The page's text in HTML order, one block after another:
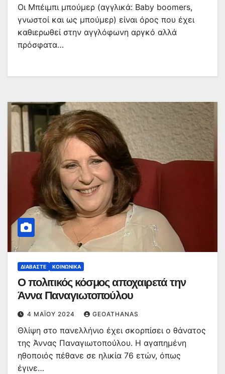
Οι Μπέιμπι μπούμερ (αγγλικά: Baby boomers,
γνωστοί και ως μπούμερ) είναι όρος που έχει
καθιερωθεί στην αγγλόφωνη αργκό αλλά
πρόσφατα…
ΔΙΑΒΆΣΤΕ ΚΟΙΝΩΝΙΚΆ
Ο πολιτικός κόσμος αποχαιρετά την
Άννα Παναγιωτοπούλου
4 ΜΑΪ́ΟΥ 2024 GEOATHANAS
Θλίψη στο πανελλήνιο έχει σκορπίσει ο θάνατος
της Άννας Παναγιωτοπούλου. Η αγαπημένη
ηθοποιός πέθανε σε ηλικία 76 ετών, όπως
έγινε…